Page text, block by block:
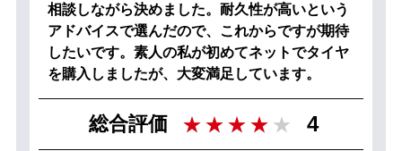
相談しながら決めました。耐久性が高いという
アドバイスで選んだので、これからですが期待
したいです。素人の私が初めてネットでタイヤ
を購入しましたが、大変満足しています。
総合評価 4